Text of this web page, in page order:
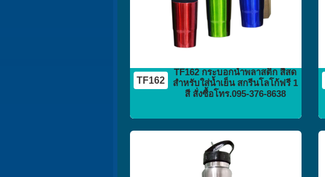
TF162
TF162 กระบอกน้ำพลาสติก สีสด
สำหรับใส่น้ำเย็น สกรีนโลโก้ฟรี 1
สี สั่งซื้อโทร.095-376-8638
กระติก
กระบอกน้ำ
flask vacuum